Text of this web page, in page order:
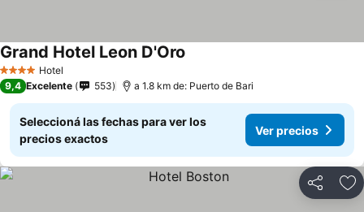
4 EstrellasHotel
Grand Hotel Leon D'Oro
9,4 Excelente 553 a 1.8 km de: Puerto de Bari
Seleccioná las fechas para ver los
precios exactos
Ver precios
Compartir